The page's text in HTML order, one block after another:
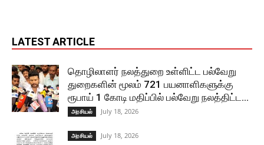
LATEST ARTICLE
தொழிலாளர் நலத்துறை உள்ளிட்ட பல்வேறு
துறைகளின் மூலம் 721 பயனாளிகளுக்கு
ரூபாய் 1 கோடி மதிப்பில் பல்வேறு நலத்திட்ட...
அரசியல் July 18, 2026
அரசியல் July 18, 2026